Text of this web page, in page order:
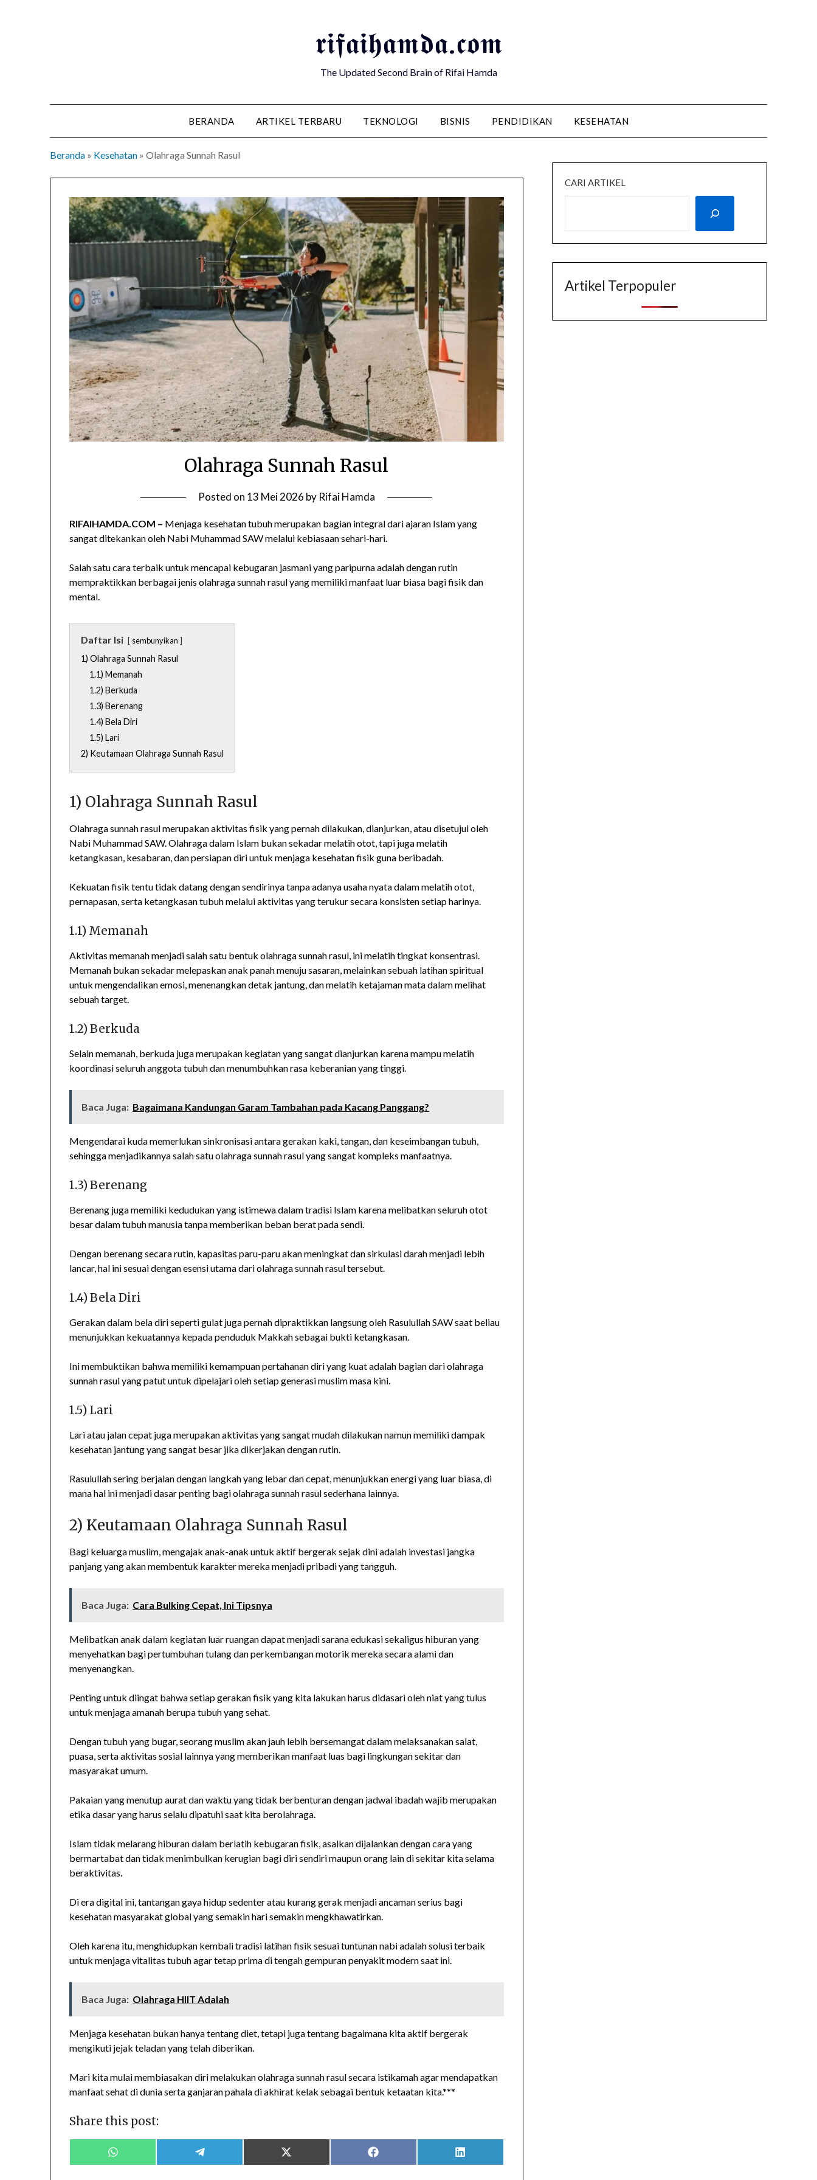
𝖗𝖎𝖋𝖆𝖎𝖍𝖆𝖒𝖉𝖆.𝖈𝖔𝖒
The Updated Second Brain of Rifai Hamda
BERANDA ARTIKEL TERBARU TEKNOLOGI BISNIS PENDIDIKAN KESEHATAN
Beranda » Kesehatan » Olahraga Sunnah Rasul
Olahraga Sunnah Rasul
Posted on 13 Mei 2026 by Rifai Hamda
RIFAIHAMDA.COM – Menjaga kesehatan tubuh merupakan bagian integral dari ajaran Islam yang
sangat ditekankan oleh Nabi Muhammad SAW melalui kebiasaan sehari-hari.
Salah satu cara terbaik untuk mencapai kebugaran jasmani yang paripurna adalah dengan rutin
mempraktikkan berbagai jenis olahraga sunnah rasul yang memiliki manfaat luar biasa bagi fisik dan
mental.
Daftar Isi sembunyikan
1) Olahraga Sunnah Rasul
1.1) Memanah
1.2) Berkuda
1.3) Berenang
1.4) Bela Diri
1.5) Lari
2) Keutamaan Olahraga Sunnah Rasul
1) Olahraga Sunnah Rasul
Olahraga sunnah rasul merupakan aktivitas fisik yang pernah dilakukan, dianjurkan, atau disetujui oleh
Nabi Muhammad SAW. Olahraga dalam Islam bukan sekadar melatih otot, tapi juga melatih
ketangkasan, kesabaran, dan persiapan diri untuk menjaga kesehatan fisik guna beribadah.
Kekuatan fisik tentu tidak datang dengan sendirinya tanpa adanya usaha nyata dalam melatih otot,
pernapasan, serta ketangkasan tubuh melalui aktivitas yang terukur secara konsisten setiap harinya.
1.1) Memanah
Aktivitas memanah menjadi salah satu bentuk olahraga sunnah rasul, ini melatih tingkat konsentrasi.
Memanah bukan sekadar melepaskan anak panah menuju sasaran, melainkan sebuah latihan spiritual
untuk mengendalikan emosi, menenangkan detak jantung, dan melatih ketajaman mata dalam melihat
sebuah target.
1.2) Berkuda
Selain memanah, berkuda juga merupakan kegiatan yang sangat dianjurkan karena mampu melatih
koordinasi seluruh anggota tubuh dan menumbuhkan rasa keberanian yang tinggi.
Baca Juga: Bagaimana Kandungan Garam Tambahan pada Kacang Panggang?
Mengendarai kuda memerlukan sinkronisasi antara gerakan kaki, tangan, dan keseimbangan tubuh,
sehingga menjadikannya salah satu olahraga sunnah rasul yang sangat kompleks manfaatnya.
1.3) Berenang
Berenang juga memiliki kedudukan yang istimewa dalam tradisi Islam karena melibatkan seluruh otot
besar dalam tubuh manusia tanpa memberikan beban berat pada sendi.
Dengan berenang secara rutin, kapasitas paru-paru akan meningkat dan sirkulasi darah menjadi lebih
lancar, hal ini sesuai dengan esensi utama dari olahraga sunnah rasul tersebut.
1.4) Bela Diri
Gerakan dalam bela diri seperti gulat juga pernah dipraktikkan langsung oleh Rasulullah SAW saat beliau
menunjukkan kekuatannya kepada penduduk Makkah sebagai bukti ketangkasan.
Ini membuktikan bahwa memiliki kemampuan pertahanan diri yang kuat adalah bagian dari olahraga
sunnah rasul yang patut untuk dipelajari oleh setiap generasi muslim masa kini.
1.5) Lari
Lari atau jalan cepat juga merupakan aktivitas yang sangat mudah dilakukan namun memiliki dampak
kesehatan jantung yang sangat besar jika dikerjakan dengan rutin.
Rasulullah sering berjalan dengan langkah yang lebar dan cepat, menunjukkan energi yang luar biasa, di
mana hal ini menjadi dasar penting bagi olahraga sunnah rasul sederhana lainnya.
2) Keutamaan Olahraga Sunnah Rasul
Bagi keluarga muslim, mengajak anak-anak untuk aktif bergerak sejak dini adalah investasi jangka
panjang yang akan membentuk karakter mereka menjadi pribadi yang tangguh.
Baca Juga: Cara Bulking Cepat, Ini Tipsnya
Melibatkan anak dalam kegiatan luar ruangan dapat menjadi sarana edukasi sekaligus hiburan yang
menyehatkan bagi pertumbuhan tulang dan perkembangan motorik mereka secara alami dan
menyenangkan.
Penting untuk diingat bahwa setiap gerakan fisik yang kita lakukan harus didasari oleh niat yang tulus
untuk menjaga amanah berupa tubuh yang sehat.
Dengan tubuh yang bugar, seorang muslim akan jauh lebih bersemangat dalam melaksanakan salat,
puasa, serta aktivitas sosial lainnya yang memberikan manfaat luas bagi lingkungan sekitar dan
masyarakat umum.
Pakaian yang menutup aurat dan waktu yang tidak berbenturan dengan jadwal ibadah wajib merupakan
etika dasar yang harus selalu dipatuhi saat kita berolahraga.
Islam tidak melarang hiburan dalam berlatih kebugaran fisik, asalkan dijalankan dengan cara yang
bermartabat dan tidak menimbulkan kerugian bagi diri sendiri maupun orang lain di sekitar kita selama
beraktivitas.
Di era digital ini, tantangan gaya hidup sedenter atau kurang gerak menjadi ancaman serius bagi
kesehatan masyarakat global yang semakin hari semakin mengkhawatirkan.
Oleh karena itu, menghidupkan kembali tradisi latihan fisik sesuai tuntunan nabi adalah solusi terbaik
untuk menjaga vitalitas tubuh agar tetap prima di tengah gempuran penyakit modern saat ini.
Baca Juga: Olahraga HIIT Adalah
Menjaga kesehatan bukan hanya tentang diet, tetapi juga tentang bagaimana kita aktif bergerak
mengikuti jejak teladan yang telah diberikan.
Mari kita mulai membiasakan diri melakukan olahraga sunnah rasul secara istikamah agar mendapatkan
manfaat sehat di dunia serta ganjaran pahala di akhirat kelak sebagai bentuk ketaatan kita.***
Share this post:
Share
on
Share
on
Share
on
Share
on
Share
on
CARI ARTIKEL
Artikel Terpopuler